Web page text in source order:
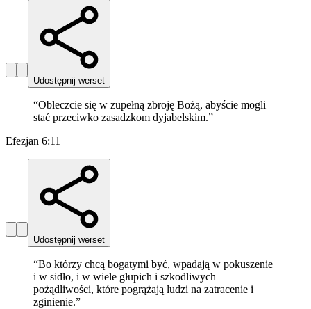
Udostępnij werset
“Obleczcie się w zupełną zbroję Bożą, abyście mogli
stać przeciwko zasadzkom dyjabelskim.”
Efezjan 6:11
Udostępnij werset
“Bo którzy chcą bogatymi być, wpadają w pokuszenie
i w sidło, i w wiele głupich i szkodliwych
pożądliwości, które pogrążają ludzi na zatracenie i
zginienie.”